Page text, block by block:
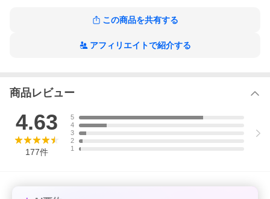
この商品を共有する
アフィリエイトで紹介する
商品レビュー
4.63
177件
5
4
3
2
1